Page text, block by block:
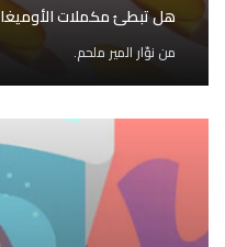
هل تبطئ مكملات الأوميغا 3 الشيخوخة البيولوجية؟
من نوّار المير ملحم.